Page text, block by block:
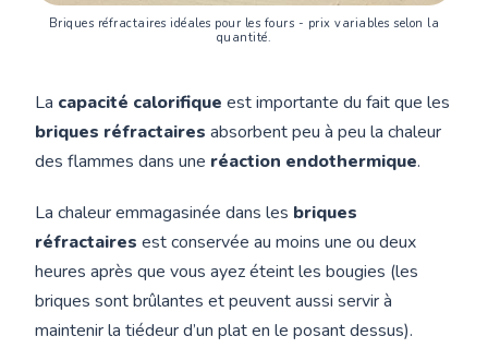
Briques réfractaires idéales pour les fours - prix variables selon la
quantité.
La capacité calorifiqueest importante du fait que les
briques réfractaires absorbent peu à peu la chaleur
des flammes dans une réaction endothermique.
La chaleur emmagasinée dans les briques
réfractaires est conservée au moins une ou deux
heures après que vous ayez éteint les bougies (les
briques sont brûlantes et peuvent aussi servir à
maintenir la tiédeur d’un plat en le posant dessus).